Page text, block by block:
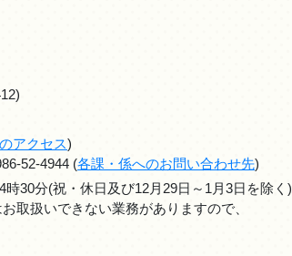
アクセス)
52-4944 (各課・係へのお問い合わせ先)
30分(祝・休日及び12月29日～1月3日を除く)
取扱いできない業務がありますので、